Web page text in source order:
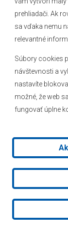
prehliadači. Ak
sa vďaka nemu
relevantné
Súbory cookies
návštevnosti a
nastavíte
možné, že web
fungovať úplne
O obci
Hlásenia
Kontakt
Mapa stránok
2026 © Obec